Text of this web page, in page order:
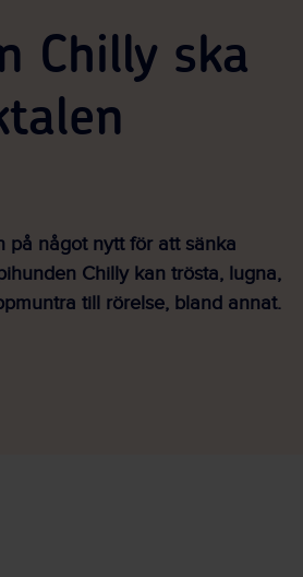
Chilly ska
på något nytt för att sänka
Chilly kan trösta, lugna,
till rörelse, bland annat.